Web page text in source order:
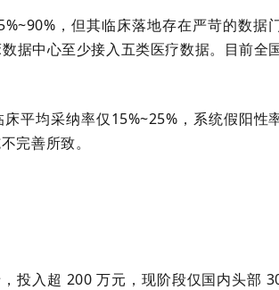
，但其临床落地存在严苛的数据
据中心至少接入五类医疗数据。目前全
平均采纳率仅15%~25%，系统假阳性
完善所致。
投入超 200 万元，现阶段仅国内头部